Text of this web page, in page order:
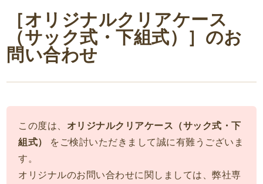
［オリジナルクリアケース
（サック式・下組式）］のお
問い合わせ
この度は、 オリジナルクリアケース（サック式・下
組式）
をご検討いただきまして誠に有難うございま
す。
オリジナルのお問い合わせに関しましては、弊社専